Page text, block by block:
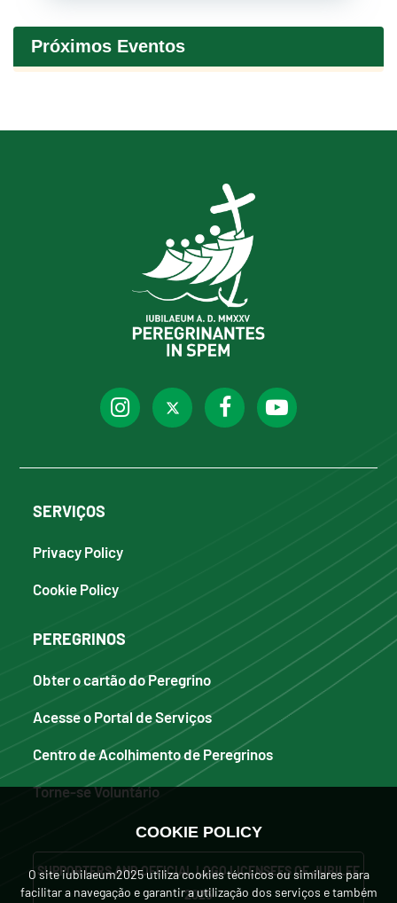
Próximos Eventos
SERVIÇOS
Privacy Policy
Cookie Policy
PEREGRINOS
Obter o cartão do Peregrino
Acesse o Portal de Serviços
Centro de Acolhimento de Peregrinos
Torne-se Voluntário
SUPPORTERS AND OFFICIAL LOGO LICENSEES OF JUBILEE
2025
COOKIE POLICY
O site iubilaeum2025 utiliza cookies técnicos ou similares para
facilitar a navegação e garantir a utilização dos serviços e também